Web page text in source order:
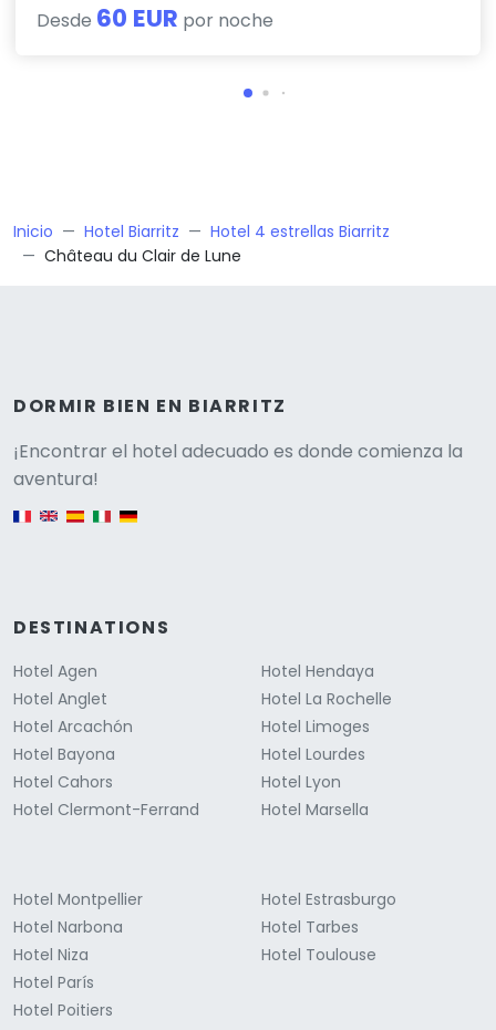
Desde 60 EUR por noche
Inicio Hotel Biarritz
Hotel 4 estrellas Biarritz
Château du Clair de Lune
DORMIR BIEN EN BIARRITZ
¡Encontrar el hotel adecuado es donde comienza la
aventura!
English version
DESTINATIONS
Hotel Agen
Hotel Anglet
Hotel Arcachón
Hotel Bayona
Hotel Cahors
Hotel Clermont-Ferrand
Hotel Hendaya
Hotel La Rochelle
Hotel Limoges
Hotel Lourdes
Hotel Lyon
Hotel Marsella
Hotel Montpellier
Hotel Narbona
Hotel Niza
Hotel París
Hotel Poitiers
Hotel Estrasburgo
Hotel Tarbes
Hotel Toulouse